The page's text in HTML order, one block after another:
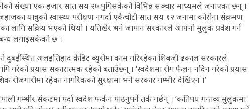
संख्या एक हजार सात सय २७ पुगिसकेको विभिन्न सञ्चार माध्यमले जनाएका छन् ।
यात्रुको स्वास्थ्य परीक्षण नगर्दा एकैचोटी सात सय १२ जनामा कोरोना संक्रमण
लागि सक्रिय भएको थियो । यतिखेर भने जापान सरकारले आफ्नो मुलुक प्रवेश गर्न
लगाइसकेको छ ।
अलइत्तिहाद क्रेडिट ब्युरोमा काम गरिरहेका शिबजी ढकाल सरकारले
गरेको प्रयास सकारात्मक रहेको बताउँछन् । ‘स्वदेशमा रोग फैलन नदिन गरेको प्रयास
रोजगारीमा रहेका नागरिकको सुरक्षामा भने सरकार गम्भीर देखिएन ।’
गम्भीर संकटमा पर्दा स्वदेश फर्कन पाउनुपर्ने तर्क गर्छन् । ‘कतिपय गन्तव्य मुलुकमा